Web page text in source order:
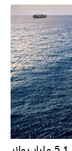
قفزة في صادرات الصناعات الغذائية: 5.1 مليار دولار